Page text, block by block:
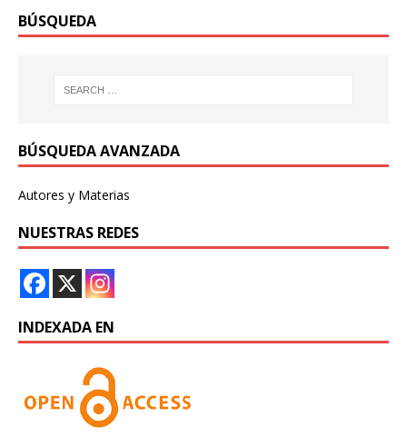
BÚSQUEDA
BÚSQUEDA AVANZADA
Autores y Materias
NUESTRAS REDES
INDEXADA EN